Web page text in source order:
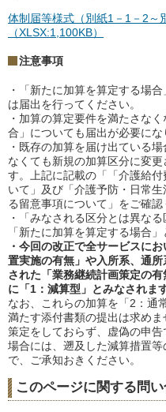
体制届等様式（別紙1－1－2～
（XLSX:1,100KB）
注意事項
・「新たに加算を算定する場
は届出を行ってください。
・加算の算定要件を満たさな
合」についても届出が必要にな
・既存の加算を届け出ている
なくても新規の加算区分に変
す。上記に記載の「「介護給
いて」及び「介護予防・日常
る留意事項について」をご確認
・「みなされる区分とは異な
「新たに加算を算定する場合
・今回の改正で全サービスに
置実施の有無」や入所系、通
された「業務継続計画策定の
に「1：減算型」とみなされま
なお、これらの加算を「2：通
満たす添付書類の提出は求め
策定をしておらず、虚偽の申
場合には、遡及した減算措置
で、ご承知おきください。
このページに関する問